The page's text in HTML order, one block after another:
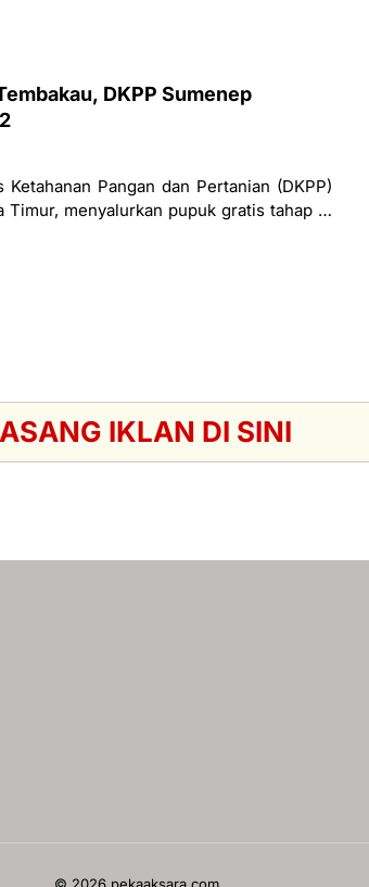
DKPP Sumenep
Ketahanan Pangan dan Pertanian (DKPP)
Timur, menyalurkan pupuk gratis tahap 2,
IKLAN DI SINI